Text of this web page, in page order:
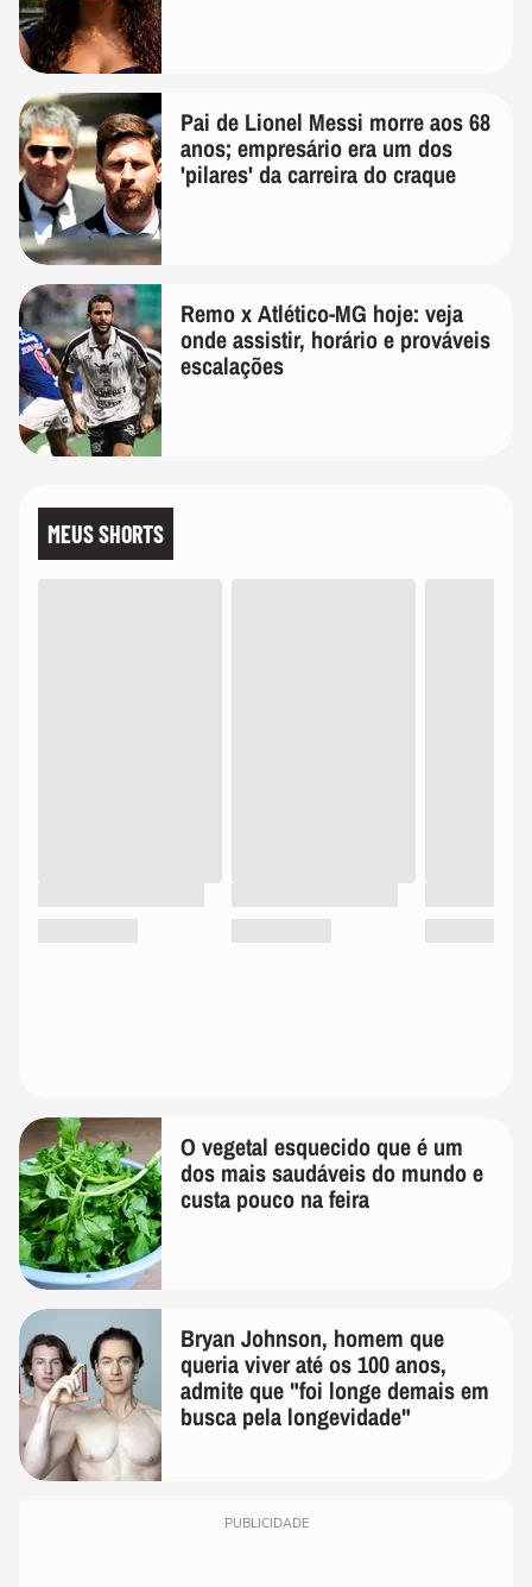
Pai de Lionel Messi morre aos 68
anos; empresário era um dos
'pilares' da carreira do craque
Remo x Atlético-MG hoje: veja
onde assistir, horário e prováveis
escalações
MEUS SHORTS
O vegetal esquecido que é um
dos mais saudáveis do mundo e
custa pouco na feira
Bryan Johnson, homem que
queria viver até os 100 anos,
admite que "foi longe demais em
busca pela longevidade"
PUBLICIDADE